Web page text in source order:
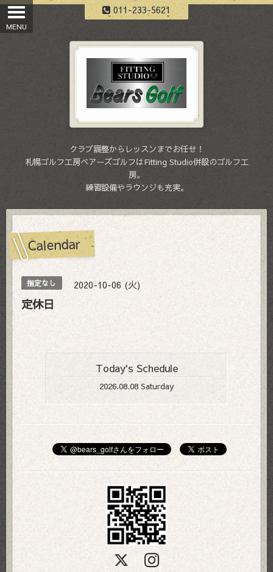
011-233-5621
クラブ調整からレッスンまでお任せ！
札幌ゴルフ工房ベアーズゴルフはFitting Studio併設のゴルフ工
房。
練習設備やラウンジも充実。
Calendar
指定なし 2020-10-06 (火)
定休日
Today's Schedule
2026.08.08 Saturday